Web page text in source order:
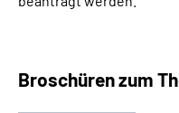
Broschüren zum